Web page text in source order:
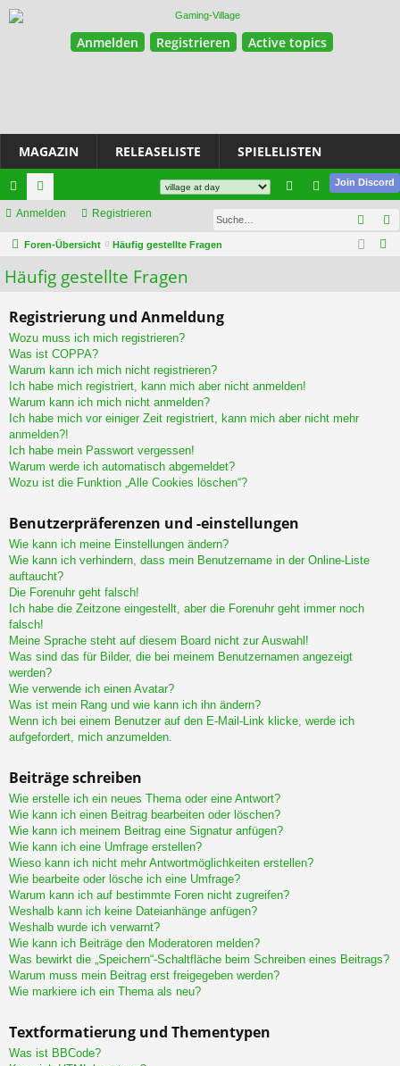
Anmelden Registrieren Active topics
MAGAZIN RELEASELISTE SPIELELISTEN
ch
ne
riff
or
en
Join Discord
Anmelden Registrieren
Foren-Übersicht Häufig gestellte Fragen
Häufig gestellte Fragen
Registrierung und Anmeldung
Wozu muss ich mich registrieren?
Was ist COPPA?
Warum kann ich mich nicht registrieren?
Ich habe mich registriert, kann mich aber nicht anmelden!
Warum kann ich mich nicht anmelden?
Ich habe mich vor einiger Zeit registriert, kann mich aber nicht mehr
anmelden?!
Ich habe mein Passwort vergessen!
Warum werde ich automatisch abgemeldet?
Wozu ist die Funktion „Alle Cookies löschen“?
Benutzerpräferenzen und -einstellungen
Wie kann ich meine Einstellungen ändern?
Wie kann ich verhindern, dass mein Benutzername in der Online-Liste
auftaucht?
Die Forenuhr geht falsch!
Ich habe die Zeitzone eingestellt, aber die Forenuhr geht immer noch
falsch!
Meine Sprache steht auf diesem Board nicht zur Auswahl!
Was sind das für Bilder, die bei meinem Benutzernamen angezeigt
werden?
Wie verwende ich einen Avatar?
Was ist mein Rang und wie kann ich ihn ändern?
Wenn ich bei einem Benutzer auf den E-Mail-Link klicke, werde ich
aufgefordert, mich anzumelden.
Beiträge schreiben
Wie erstelle ich ein neues Thema oder eine Antwort?
Wie kann ich einen Beitrag bearbeiten oder löschen?
Wie kann ich meinem Beitrag eine Signatur anfügen?
Wie kann ich eine Umfrage erstellen?
Wieso kann ich nicht mehr Antwortmöglichkeiten erstellen?
Wie bearbeite oder lösche ich eine Umfrage?
Warum kann ich auf bestimmte Foren nicht zugreifen?
Weshalb kann ich keine Dateianhänge anfügen?
Weshalb wurde ich verwarnt?
Wie kann ich Beiträge den Moderatoren melden?
Was bewirkt die „Speichern“-Schaltfläche beim Schreiben eines Beitrags?
Warum muss mein Beitrag erst freigegeben werden?
Wie markiere ich ein Thema als neu?
Textformatierung und Thementypen
Was ist BBCode?